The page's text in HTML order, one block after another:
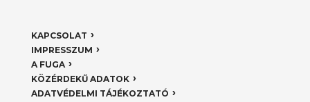
KAPCSOLAT
IMPRESSZUM
A FUGA
KÖZÉRDEKŰ ADATOK
ADATVÉDELMI TÁJÉKOZTATÓ